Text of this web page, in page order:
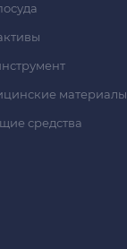
материалы
средства